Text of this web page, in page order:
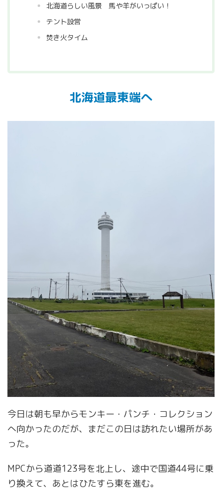
北海道らしい風景 馬や羊がいっぱい！
テント設営
焚き火タイム
北海道最東端へ
今日は朝も早からモンキー・パンチ・コレクション
へ向かったのだが、まだこの日は訪れたい場所があ
った。
MPCから道道123号を北上し、途中で国道44号に乗
り換えて、あとはひたすら東を進む。